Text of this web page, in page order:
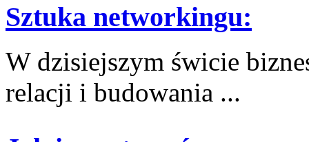
Sztuka networkingu:
W dzisiejszym świcie
relacji⁢ i budowania ...